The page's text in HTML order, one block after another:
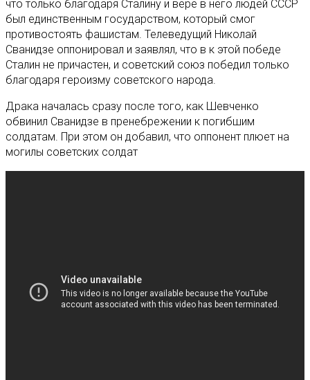
что только благодаря Сталину и вере в него людей СССР
был единственным государством, который смог
противостоять фашистам. Телеведущий Николай
Сванидзе оппонировал и заявлял, что в к этой победе
Сталин не причастен, и советский союз победил только
благодаря героизму советского народа.
Драка началась сразу после того, как Шевченко
обвинил Сванидзе в пренебрежении к погибшим
солдатам. При этом он добавил, что оппонент плюет на
могилы советских солдат